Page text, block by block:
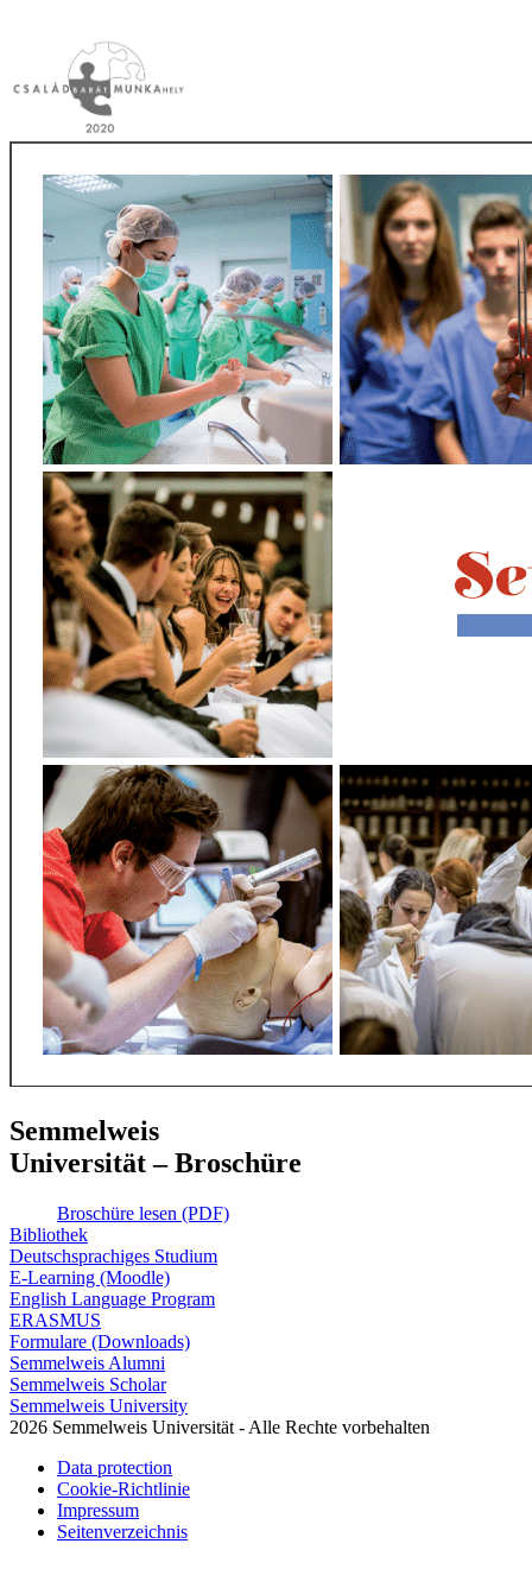
Semmelweis
Universität – Broschüre
Broschüre lesen (PDF)
Bibliothek
Deutschsprachiges Studium
E-Learning (Moodle)
English Language Program
ERASMUS
Formulare (Downloads)
Semmelweis Alumni
Semmelweis Scholar
Semmelweis University
2026 Semmelweis Universität - Alle Rechte vorbehalten
Data protection
Cookie-Richtlinie
Impressum
Seitenverzeichnis